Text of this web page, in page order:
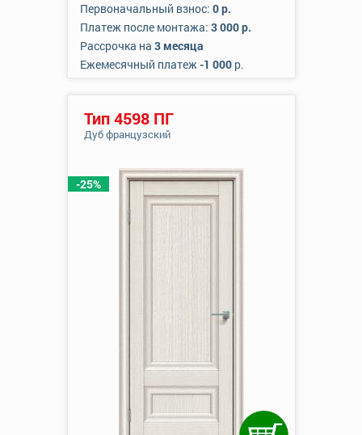
Первоначальный взнос: 0 р.
Платеж после монтажа: 3 000 р.
Рассрочка на 3 месяца
Ежемесячный платеж-1 000р.
-25%
Тип 4598 ПГ
Дуб французский